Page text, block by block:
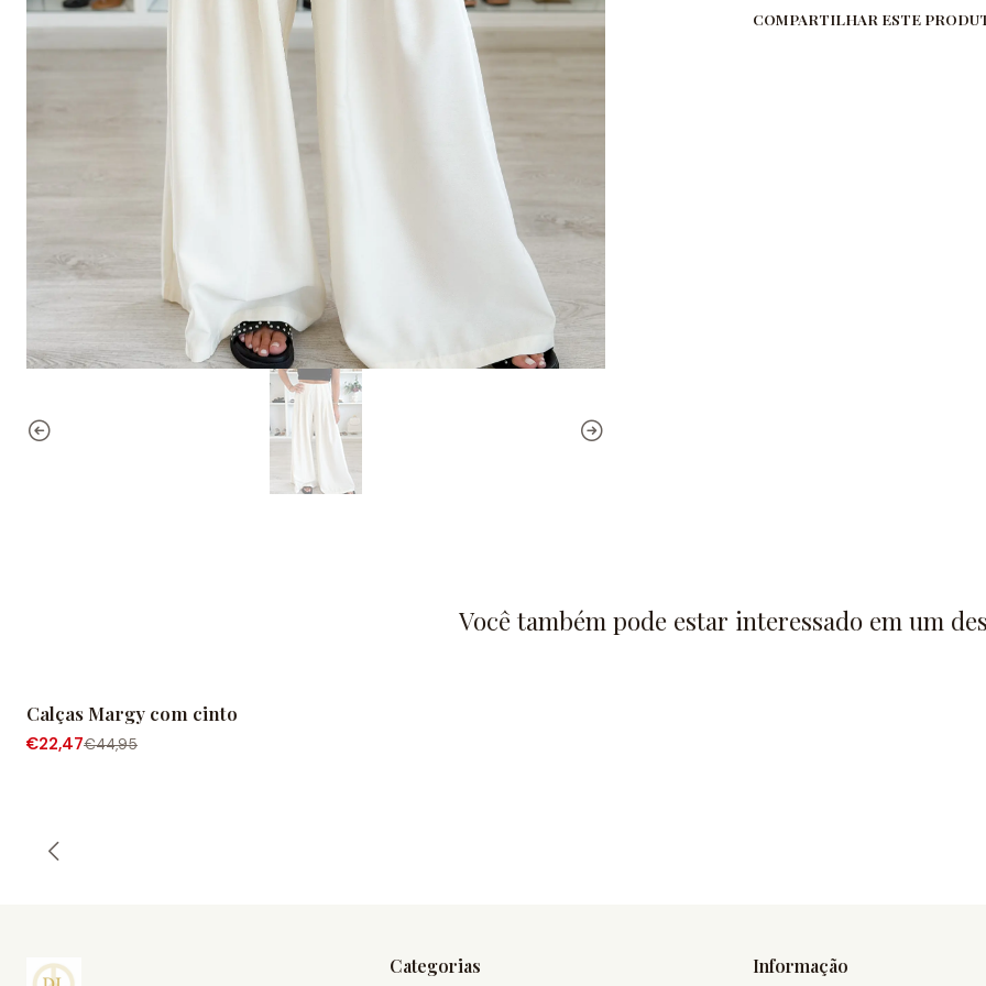
COMPARTILHAR ESTE
Você também pode estar interessado em um
-50% de desconto
Calças Margy com cinto
€22,47€44,95
Categorias Informação